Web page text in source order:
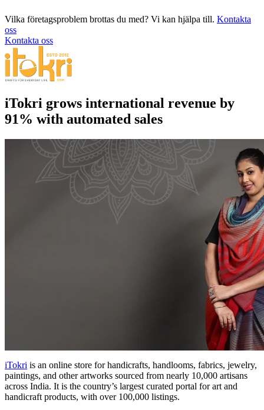
Vilka företagsproblem brottas du med? Vi kan hjälpa till. Kontakta
oss
Kontakta oss
iTokri grows international revenue by
91% with automated sales
iTokri is an online store for handicrafts, handlooms, fabrics, jewelry,
paintings, and other artworks sourced from nearly 10,000 artisans
across India. It is the country’s largest curated portal for art and
handicraft products, with over 100,000 listings.